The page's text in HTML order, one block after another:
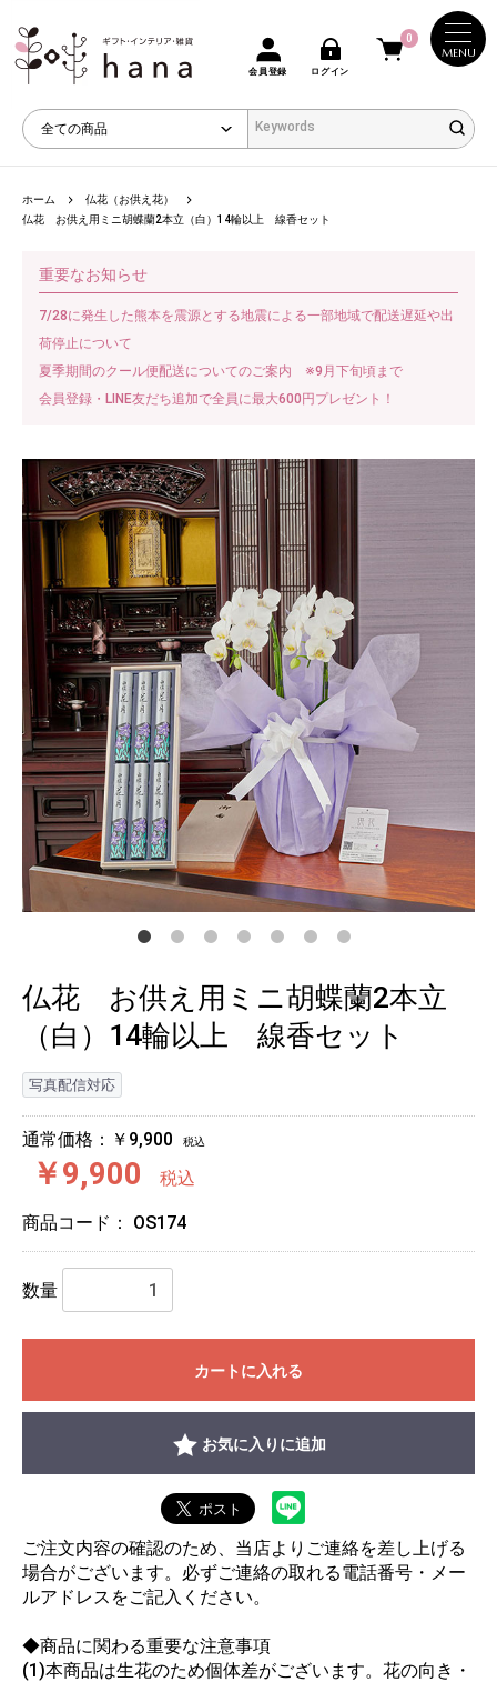
MENU
会員登録 ログイン
0
ホーム
仏花（お供え花）
仏花 お供え用ミニ胡蝶蘭2本立（白）14輪以上 線香セット
重要なお知らせ
7/28に発生した熊本を震源とする地震による一部地域で配送遅延や出
荷停止について
夏季期間のクール便配送についてのご案内 ※9月下旬頃まで
会員登録・LINE友だち追加で全員に最大600円プレゼント！
仏花 お供え用ミニ胡蝶蘭2本立
（白）14輪以上 線香セット
写真配信対応
通常価格：￥9,900 税込
￥9,900 税込
商品コード： OS174
数量
カートに入れる
お気に入りに追加
ご注文内容の確認のため、当店よりご連絡を差し上げる
場合がございます。必ずご連絡の取れる電話番号・メー
ルアドレスをご記入ください。
◆商品に関わる重要な注意事項
(1)本商品は生花のため個体差がございます。花の向き・